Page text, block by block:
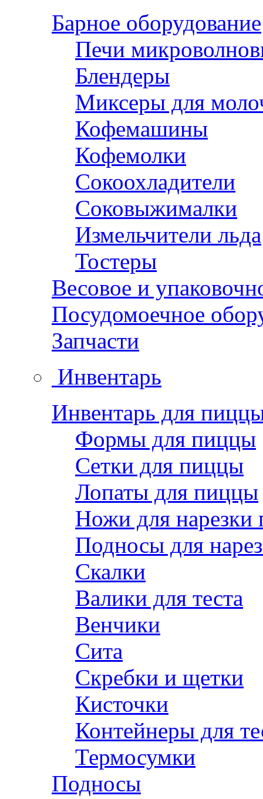
Барное оборудование
Печи
Блендеры
Миксеры для
Кофемашины
Кофемолки
Сокоохладители
Соковыжималки
Измельчители льда
Тостеры
Весовое и
Посудомоечное
Запчасти
Инвентарь
Инвентарь для
Формы для пиццы
Сетки для пиццы
Лопаты для пиццы
Ножи для нарезки
Подносы для
Скалки
Валики для теста
Венчики
Сита
Скребки и щетки
Кисточки
Контейнеры для
Термосумки
Подносы